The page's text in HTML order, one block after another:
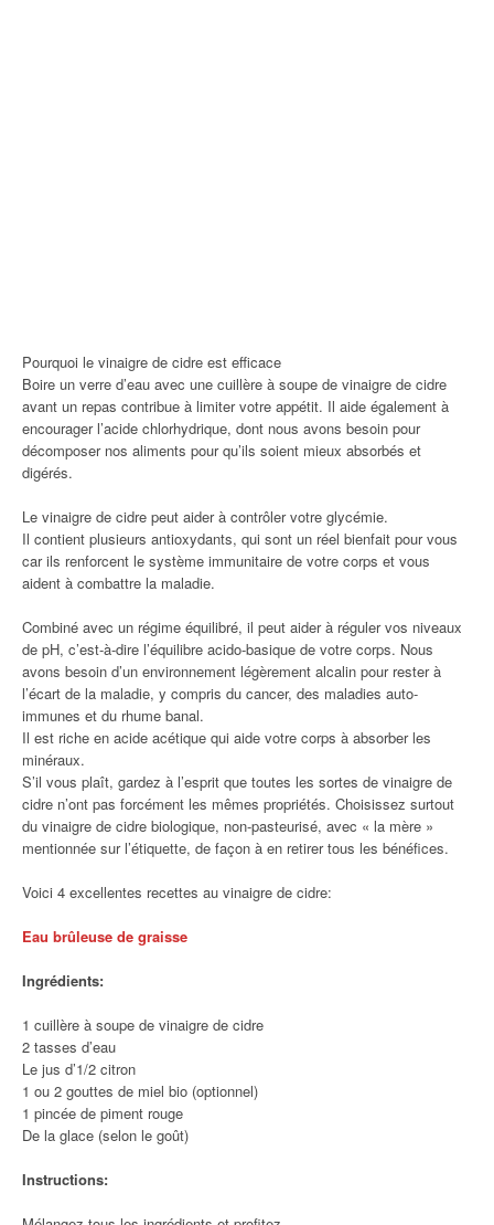
Pourquoi le vinaigre de cidre est efficace
Boire un verre d’eau avec une cuillère à soupe de vinaigre de cidre
avant un repas contribue à limiter votre appétit. Il aide également à
encourager l’acide chlorhydrique, dont nous avons besoin pour
décomposer nos aliments pour qu’ils soient mieux absorbés et
digérés.
Le vinaigre de cidre peut aider à contrôler votre glycémie.
Il contient plusieurs antioxydants, qui sont un réel bienfait pour vous
car ils renforcent le système immunitaire de votre corps et vous
aident à combattre la maladie.
Combiné avec un régime équilibré, il peut aider à réguler vos niveaux
de pH, c’est-à-dire l’équilibre acido-basique de votre corps. Nous
avons besoin d’un environnement légèrement alcalin pour rester à
l’écart de la maladie, y compris du cancer, des maladies auto-
immunes et du rhume banal.
Il est riche en acide acétique qui aide votre corps à absorber les
minéraux.
S’il vous plaît, gardez à l’esprit que toutes les sortes de vinaigre de
cidre n’ont pas forcément les mêmes propriétés. Choisissez surtout
du vinaigre de cidre biologique, non-pasteurisé, avec « la mère »
mentionnée sur l’étiquette, de façon à en retirer tous les bénéfices.
Voici 4 excellentes recettes au vinaigre de cidre:
Eau brûleuse de graisse
Ingrédients:
1 cuillère à soupe de vinaigre de cidre
2 tasses d’eau
Le jus d’1/2 citron
1 ou 2 gouttes de miel bio (optionnel)
1 pincée de piment rouge
De la glace (selon le goût)
Instructions: